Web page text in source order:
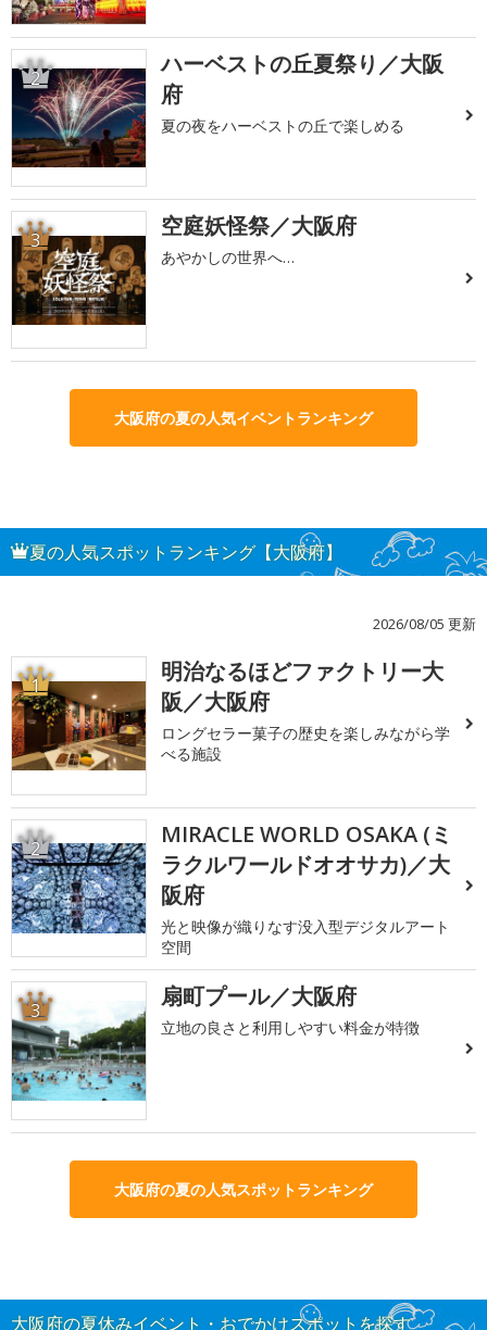
2
ハーベストの丘夏祭り／大阪
府
夏の夜をハーベストの丘で楽しめる
3 空庭妖怪祭／大阪府
あやかしの世界へ…
大阪府の夏の人気イベントランキング
夏の人気スポットランキング【大阪府】
2026/08/05 更新
1
明治なるほどファクトリー大
阪／大阪府
ロングセラー菓子の歴史を楽しみながら学
べる施設
2
MIRACLE WORLD OSAKA (ミ
ラクルワールドオオサカ)／大
阪府
光と映像が織りなす没入型デジタルアート
空間
3 扇町プール／大阪府
立地の良さと利用しやすい料金が特徴
大阪府の夏の人気スポットランキング
大阪府の夏休みイベント・おでかけスポットを探す